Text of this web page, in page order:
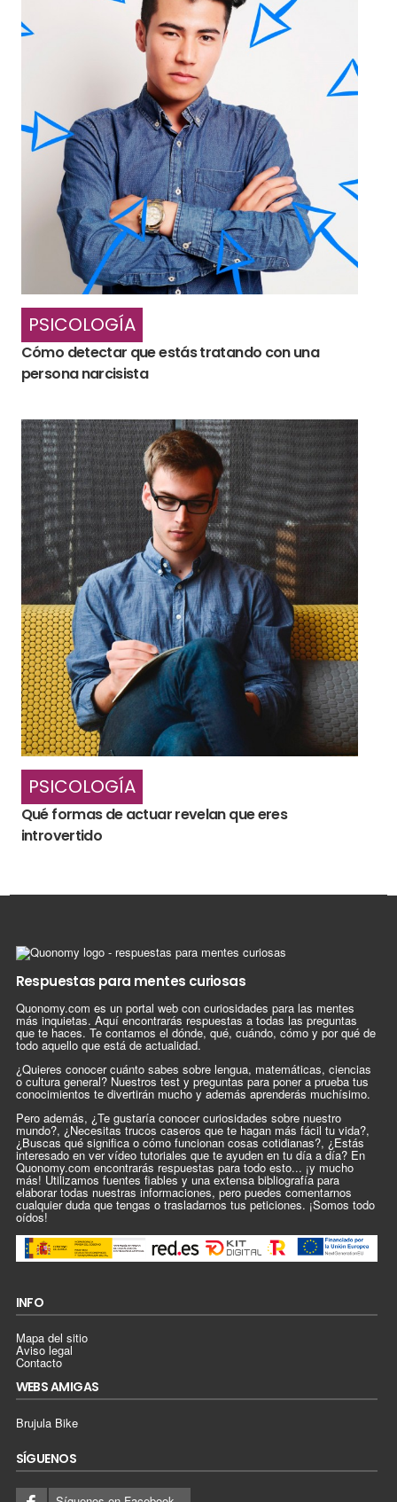
PSICOLOGÍA
Cómo detectar que estás tratando con una
persona narcisista
PSICOLOGÍA
Qué formas de actuar revelan que eres
introvertido
Respuestas para mentes curiosas
Quonomy.com es un portal web con curiosidades para las mentes
más inquietas. Aquí encontrarás respuestas a todas las preguntas
que te haces. Te contamos el dónde, qué, cuándo, cómo y por qué de
todo aquello que está de actualidad.
¿Quieres conocer cuánto sabes sobre lengua, matemáticas, ciencias
o cultura general? Nuestros test y preguntas para poner a prueba tus
conocimientos te divertirán mucho y además aprenderás muchísimo.
Pero además, ¿Te gustaría conocer curiosidades sobre nuestro
mundo?, ¿Necesitas trucos caseros que te hagan más fácil tu vida?,
¿Buscas qué significa o cómo funcionan cosas cotidianas?, ¿Estás
interesado en ver vídeo tutoriales que te ayuden en tu día a día? En
Quonomy.com encontrarás respuestas para todo esto... ¡y mucho
más! Utilizamos fuentes fiables y una extensa bibliografía para
elaborar todas nuestras informaciones, pero puedes comentarnos
cualquier duda que tengas o trasladarnos tus peticiones. ¡Somos todo
oídos!
INFO
Mapa del sitio
Aviso legal
Contacto
WEBS AMIGAS
Brujula Bike
SÍGUENOS